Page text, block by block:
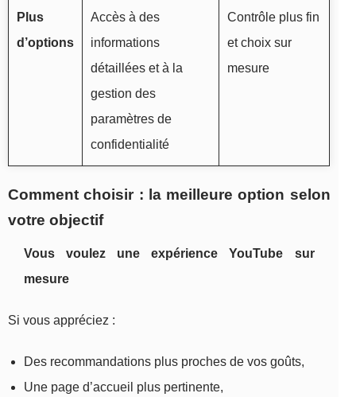
Plus
d’options
Accès à des
informations
détaillées et à la
gestion des
paramètres de
confidentialité
Contrôle plus fin
et choix sur
mesure
Comment choisir : la meilleure option selon
votre objectif
Vous voulez une expérience YouTube sur
mesure
Si vous appréciez :
Des recommandations plus proches de vos goûts,
Une page d’accueil plus pertinente,